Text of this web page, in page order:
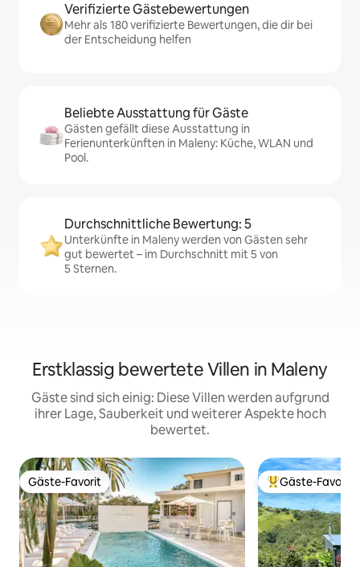
Verifizierte Gästebewertungen
Mehr als 180 verifizierte Bewertungen, die dir bei
der Entscheidung helfen
Beliebte Ausstattung für Gäste
Gästen gefällt diese Ausstattung in
Ferienunterkünften in Maleny: Küche, WLAN und
Pool.
Durchschnittliche Bewertung: 5
Unterkünfte in Maleny werden von Gästen sehr
gut bewertet – im Durchschnitt mit 5 von
5 Sternen.
Erstklassig bewertete Villen in Maleny
Gäste sind sich einig: Diese Villen werden aufgrund
ihrer Lage, Sauberkeit und weiterer Aspekte hoch
bewertet.
Gäste-Favorit
Gäste-Favorit Beliebter Gäste-
Gäste-Favorit